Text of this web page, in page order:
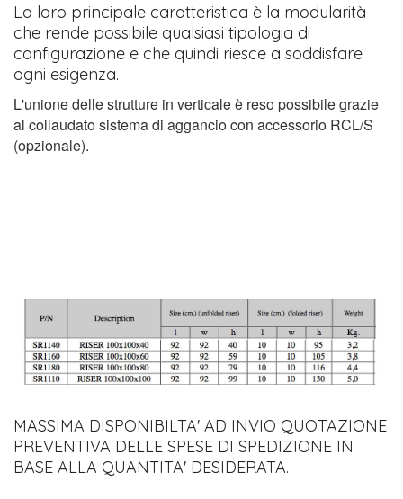
La loro principale caratteristica è la modularità
che rende possibile qualsiasi tipologia di
configurazione e che quindi riesce a soddisfare
ogni esigenza.
L'unione delle strutture in verticale è reso possibile grazie
al collaudato sistema di aggancio con accessorio RCL/S
(opzionale).
MASSIMA DISPONIBILTA' AD INVIO QUOTAZIONE
PREVENTIVA DELLE SPESE DI SPEDIZIONE IN
BASE ALLA QUANTITA' DESIDERATA.